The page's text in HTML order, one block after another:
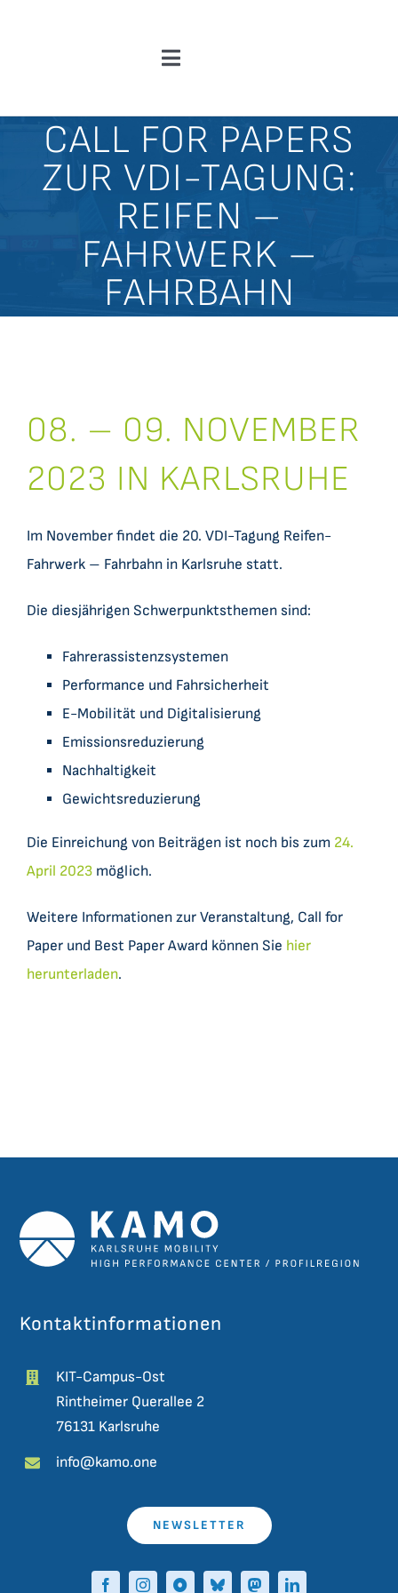
Toggle
Über Uns
News
Kooperationen & Ergebnisse
C2CBridge
CALL FOR PAPERS
ZUR VDI-TAGUNG:
REIFEN –
FAHRWERK –
FAHRBAHN
08. – 09. NOVEMBER
2023 IN KARLSRUHE
Im November findet die 20. VDI-Tagung Reifen-
Fahrwerk – Fahrbahn in Karlsruhe statt.
Die diesjährigen Schwerpunktsthemen sind:
Fahrerassistenzsystemen
Performance und Fahrsicherheit
E-Mobilität und Digitalisierung
Emissionsreduzierung
Nachhaltigkeit
Gewichtsreduzierung
Die Einreichung von Beiträgen ist noch bis zum 24.
April 2023möglich.
Weitere Informationen zur Veranstaltung, Call for
Paper und Best Paper Award können Sie hier
herunterladen.
Kontaktinformationen
KIT-Campus-Ost
Rintheimer Querallee 2
76131 Karlsruhe
info@kamo.one
NEWSLETTER